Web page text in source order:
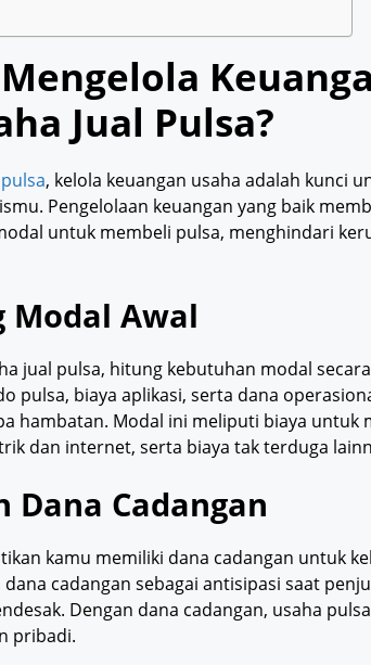
Jual Pulsa?
pulsa, kelola keuangan usaha adalah kunci
Pengelolaan keuangan yang baik
untuk membeli pulsa, menghindari
Modal Awal
jual pulsa, hitung kebutuhan modal
pulsa, biaya aplikasi, serta dana
hambatan. Modal ini meliputi biaya untuk
dan internet, serta biaya tak terduga
Dana Cadangan
kamu memiliki dana cadangan untuk
cadangan sebagai antisipasi saat
Dengan dana cadangan, usaha
pribadi.